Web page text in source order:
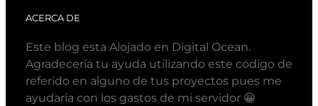
ACERCA DE
Este blog esta Alojado en Digital Ocean.
Agradecería tu ayuda utilizando este código de
referido en alguno de tus proyectos pues me
ayudaría con los gastos de mi servidor 😀